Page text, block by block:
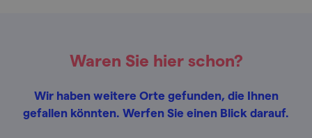
Waren Sie hier schon?
Wir haben weitere Orte gefunden, die Ihnen
gefallen könnten. Werfen Sie einen Blick darauf.